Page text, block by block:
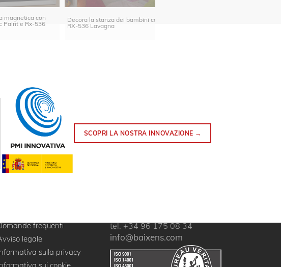
magnetica con
Paint e Rx-536
Decora la stanza dei bambini con
RX-536 Lavagna
SCOPRI LA NOSTRA INNOVAZIONE →
frequenti
legale
sulla privacy
tel. +34 96 175 08 34
info@baixens.com